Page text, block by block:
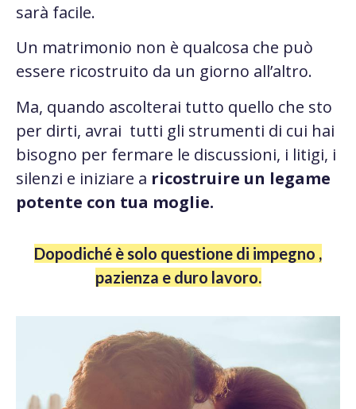
sarà facile.
Un matrimonio non è qualcosa che può
essere ricostruito da un giorno all’altro.
Ma, quando ascolterai tutto quello che sto
per dirti, avrai tutti gli strumenti di cui hai
bisogno per fermare le discussioni, i litigi, i
silenzi e iniziare a ricostruire un legame
potente con tua moglie.
Dopodiché è solo questione di impegno ,
pazienza e duro lavoro.